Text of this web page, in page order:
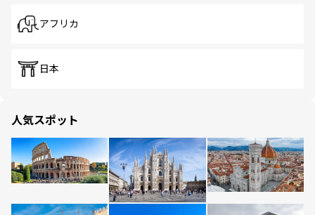
アフリカ
日本
人気スポット